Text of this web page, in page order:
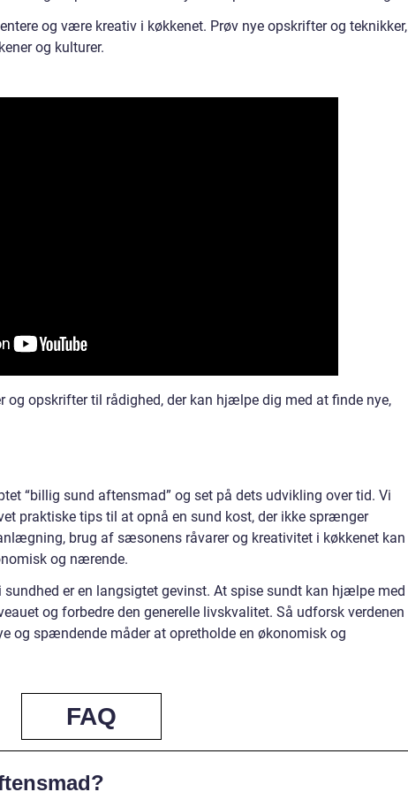
og være kreativ i køkkenet. Prøv nye opskrifter og teknikker,
og kulturer.
og opskrifter til rådighed, der kan hjælpe dig med at finde nye,
“billig sund aftensmad” og set på dets udvikling over tid. Vi
praktiske tips til at opnå en sund kost, der ikke sprænger
brug af sæsonens råvarer og kreativitet i køkkenet kan
og nærende.
er en langsigtet gevinst. At spise sundt kan hjælpe med
og forbedre den generelle livskvalitet. Så udforsk verdenen
og spændende måder at opretholde en økonomisk og
FAQ